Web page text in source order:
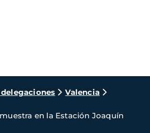
Valencia
en la Estación Joaquín